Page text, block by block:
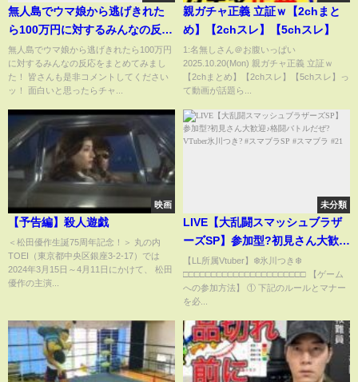
無人島でウマ娘から逃げきれた
ら100万円に対するみんなの反
応！【ウマ娘 反応集】
無人島でウマ娘から逃げきれたら100万円
に対するみんなの反応をまとめてみまし
た！ 皆さんも是非コメントしてください
ッ！ 面白いと思ったらチャ...
親ガチャ正義 立証ｗ【2chまと
め】【2chスレ】【5chスレ】
1:名無しさん＠お腹いっぱい
2025.10.20(Mon) 親ガチャ正義 立証ｗ
【2chまとめ】【2chスレ】【5chスレ】っ
て動画が話題ら...
映画
【予告編】殺人遊戯
＜松田優作生誕75周年記念！＞ 丸の内
TOEI（東京都中央区銀座3-2-17）では
2024年3月15日～4月11日にかけて、 松田
優作の主演...
未分類
LIVE【大乱闘スマッシュブラザ
ーズSP】参加型?初見さん大歓迎
♪格闘バトルだぜ?VTuber氷川つ
き? #スマブラSP #スマブラ #21
【LL所属Vtuber】❄️氷川つき❄️
□□□□□□□□□□□□□□□□□□□□□□ 【ゲーム
への参加方法】 ① 下記のルールとマナー
を必...